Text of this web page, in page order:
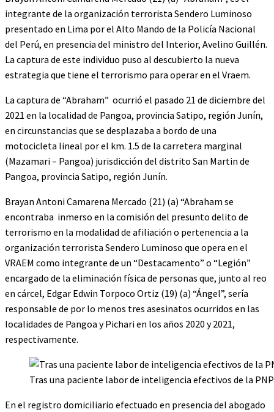
integrante de la organización terrorista Sendero Luminoso
presentado en Lima por el Alto Mando de la Policía Nacional
del Perú, en presencia del ministro del Interior, Avelino Guillén.
La captura de este individuo puso al descubierto la nueva
estrategia que tiene el terrorismo para operar en el Vraem.
La captura de “Abraham” ocurrió el pasado 21 de diciembre del
2021 en la localidad de Pangoa, provincia Satipo, región Junín,
en circunstancias que se desplazaba a bordo de una
motocicleta lineal por el km. 1.5 de la carretera marginal
(Mazamari – Pangoa) jurisdicción del distrito San Martin de
Pangoa, provincia Satipo, región Junín.
Brayan Antoni Camarena Mercado (21) (a) “Abraham se
encontraba inmerso en la comisión del presunto delito de
terrorismo en la modalidad de afiliación o pertenencia a la
organización terrorista Sendero Luminoso que opera en el
VRAEM como integrante de un “Destacamento” o “Legión”
encargado de la eliminación física de personas que, junto al reo
en cárcel, Edgar Edwin Torpoco Ortiz (19) (a) “Ángel”, sería
responsable de por lo menos tres asesinatos ocurridos en las
localidades de Pangoa y Pichari en los años 2020 y 2021,
respectivamente.
Tras una paciente labor de inteligencia efectivos de la
En el registro domiciliario efectuado en presencia del abogado